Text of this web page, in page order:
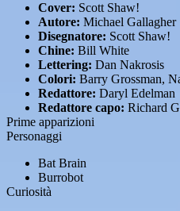
Cover: Scott Shaw!
Autore: Michael Gallagher
Disegnatore: Scott Shaw!
Chine: Bill White
Lettering: Dan Nakrosis
Colori: Barry Grossman,
Redattore: Daryl Edelman
Redattore capo: Richard
Prime apparizioni
Personaggi
Bat Brain
Burrobot
Curiosità